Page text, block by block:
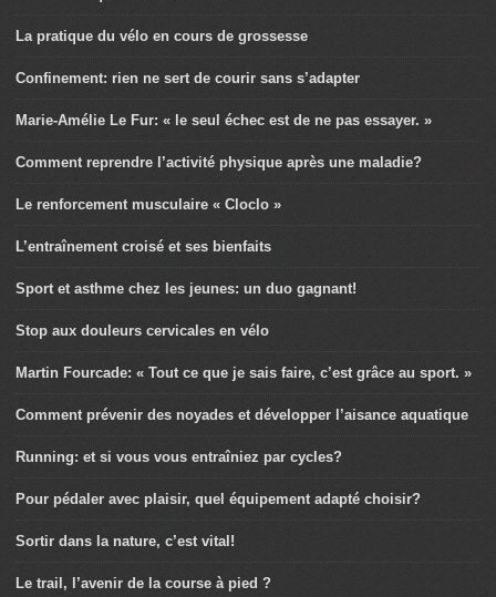
La pratique du vélo en cours de grossesse
Confinement: rien ne sert de courir sans s’adapter
Marie-Amélie Le Fur: « le seul échec est de ne pas essayer. »
Comment reprendre l’activité physique après une maladie?
Le renforcement musculaire « Cloclo »
L’entraînement croisé et ses bienfaits
Sport et asthme chez les jeunes: un duo gagnant!
Stop aux douleurs cervicales en vélo
Martin Fourcade: « Tout ce que je sais faire, c’est grâce au sport. »
Comment prévenir des noyades et développer l’aisance aquatique
Running: et si vous vous entraîniez par cycles?
Pour pédaler avec plaisir, quel équipement adapté choisir?
Sortir dans la nature, c’est vital!
Le trail, l’avenir de la course à pied ?